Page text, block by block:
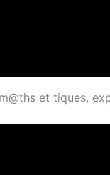
et tiques,